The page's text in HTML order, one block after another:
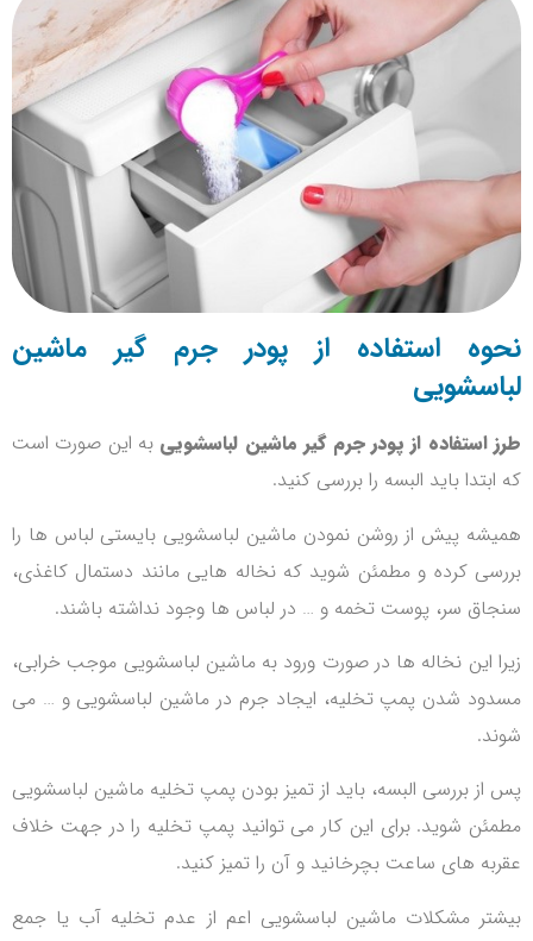
نحوه استفاده از پودر جرم گیر ماشین
لباسشویی
طرز استفاده از پودر جرم گیر ماشین لباسشویی به این صورت است
که ابتدا باید البسه را بررسی کنید.
همیشه پیش از روشن نمودن ماشین لباسشویی بایستی لباس ها را
بررسی کرده و مطمئن شوید که نخاله هایی مانند دستمال کاغذی،
سنجاق سر، پوست تخمه و … در لباس ها وجود نداشته باشند.
زیرا این نخاله ها در صورت ورود به ماشین لباسشویی موجب خرابی،
مسدود شدن پمپ تخلیه، ایجاد جرم در ماشین لباسشویی و … می
شوند.
پس از بررسی البسه، باید از تمیز بودن پمپ تخلیه ماشین لباسشویی
مطمئن شوید. برای این کار می توانید پمپ تخلیه را در جهت خلاف
عقربه های ساعت بچرخانید و آن را تمیز کنید.
بیشتر مشکلات ماشین لباسشویی اعم از عدم تخلیه آب یا جمع